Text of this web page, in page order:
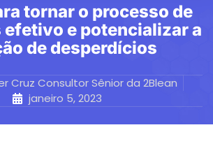
tornar o processo de
efetivo e potencializar a
de desperdícios
Cruz Consultor Sênior da 2Blean
janeiro 5, 2023